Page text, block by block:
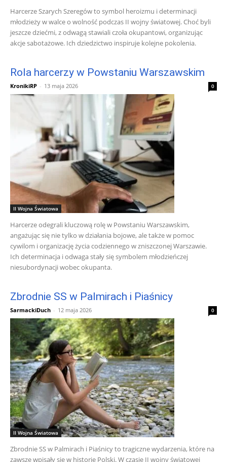
Harcerze Szarych Szeregów to symbol heroizmu i determinacji
młodzieży w walce o wolność podczas II wojny światowej. Choć byli
jeszcze dziećmi, z odwagą stawiali czoła okupantowi, organizując
akcje sabotażowe. Ich dziedzictwo inspiruje kolejne pokolenia.
Rola harcerzy w Powstaniu Warszawskim
KronikiRP - 13 maja 2026 0
II Wojna Światowa
Harcerze odegrali kluczową rolę w Powstaniu Warszawskim,
angażując się nie tylko w działania bojowe, ale także w pomoc
cywilom i organizację życia codziennego w zniszczonej Warszawie.
Ich determinacja i odwaga stały się symbolem młodzieńczej
niesubordynacji wobec okupanta.
Zbrodnie SS w Palmirach i Piaśnicy
SarmackiDuch - 12 maja 2026 0
II Wojna Światowa
Zbrodnie SS w Palmirach i Piaśnicy to tragiczne wydarzenia, które na
zawsze wpisały się w historię Polski. W czasie II wojny światowej